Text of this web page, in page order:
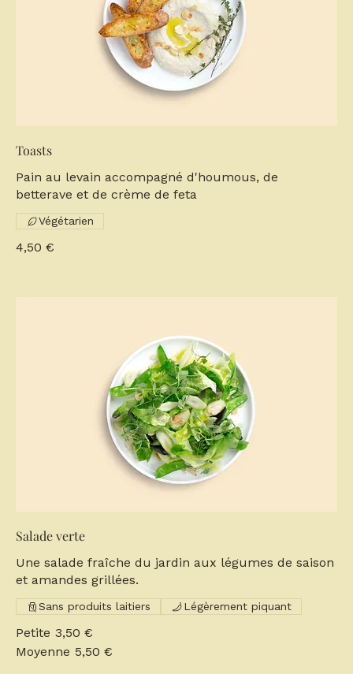
Toasts
Pain au levain accompagné d'houmous, de
betterave et de crème de feta
4,50 €
Végétarien
Salade verte
Une salade fraîche du jardin aux légumes de saison
et amandes grillées.
Petite 3,50 €
Moyenne 5,50 €
Sans produits laitiers Légèrement piquant